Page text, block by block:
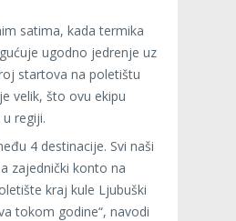
satima, kada termika
ugodno jedrenje uz
startova na poletištu
velik, što ovu ekipu
regiji.
4 destinacije. Svi naši
zajednički konto na
kraj kule Ljubuški
tokom godine“, navodi